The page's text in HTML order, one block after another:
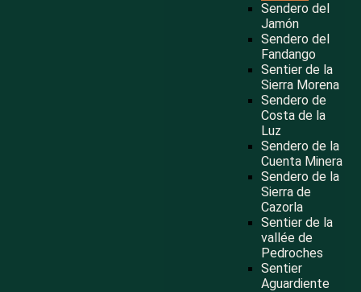
Sendero del
Jamón
Sendero del
Fandango
Sentier de la
Sierra Morena
Sendero de
Costa de la
Luz
Sendero de la
Cuenta Minera
Sendero de la
Sierra de
Cazorla
Sentier de la
vallée de
Pedroches
Sentier
Aguardiente